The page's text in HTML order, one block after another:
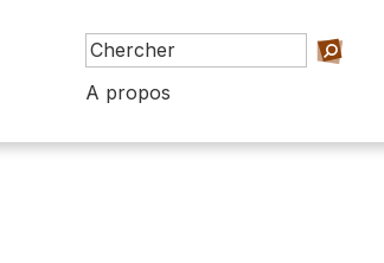
A propos